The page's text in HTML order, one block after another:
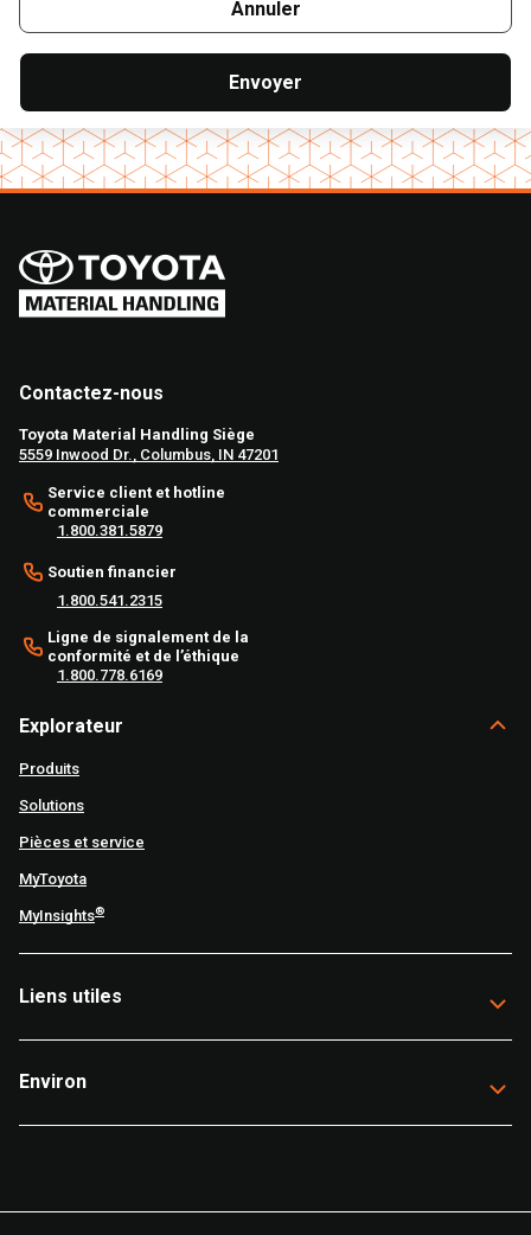
Annuler
Envoyer
Contactez-nous
Toyota Material Handling Siège
5559 Inwood Dr., Columbus, IN 47201
Service client et hotline
commerciale
1.800.381.5879
Soutien financier
1.800.541.2315
Ligne de signalement de la
conformité et de l’éthique
1.800.778.6169
Explorateur
Produits
Solutions
Pièces et service
MyToyota
MyInsights®
Liens utiles
Environ